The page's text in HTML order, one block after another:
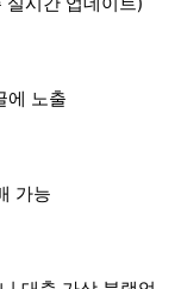
에 노출
가능